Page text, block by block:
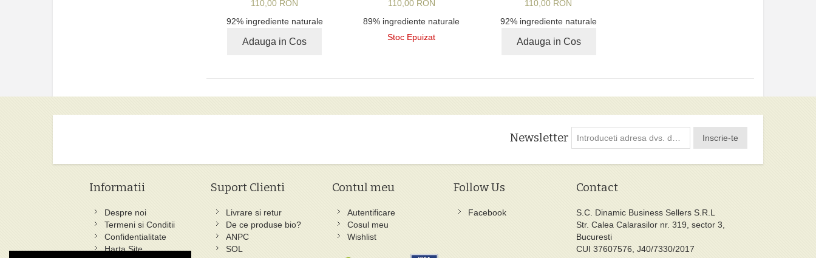
110,00 RON
92% ingrediente naturale
Adauga in Cos
110,00 RON
89% ingrediente naturale
Stoc Epuizat
110,00 RON
92% ingrediente naturale
Adauga in Cos
Newsletter Inscrie-te
Informatii
Despre noi
Termeni si Conditii
Confidentialitate
Harta Site
Suport Clienti
Livrare si retur
De ce produse bio?
ANPC
SOL
Contul meu
Autentificare
Cosul meu
Wishlist
Follow Us
Facebook
Contact
S.C. Dinamic Business Sellers S.R.L
Str. Calea Calarasilor nr. 319, sector 3,
Bucuresti
CUI 37607576, J40/7330/2017